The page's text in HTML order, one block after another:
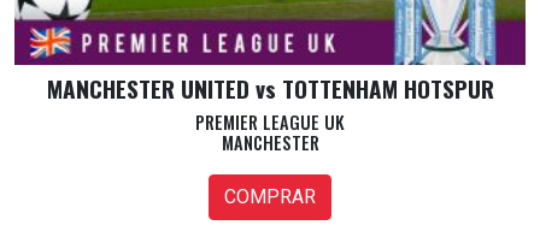
MANCHESTER UNITED vs TOTTENHAM HOTSPUR
PREMIER LEAGUE UK
MANCHESTER
COMPRAR